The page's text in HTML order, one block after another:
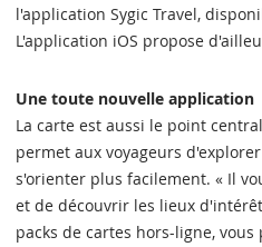
l'application Sygic Travel,
L'application iOS propose
Une toute nouvelle application
La carte est aussi le point
permet aux voyageurs
s'orienter plus facilement. « Il
et de découvrir les lieux
packs de cartes hors-ligne,